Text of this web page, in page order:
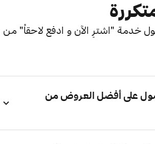
حول خدمة "اشترِ الآن و ادفع لاحقاً" من
على أفضل العروض من